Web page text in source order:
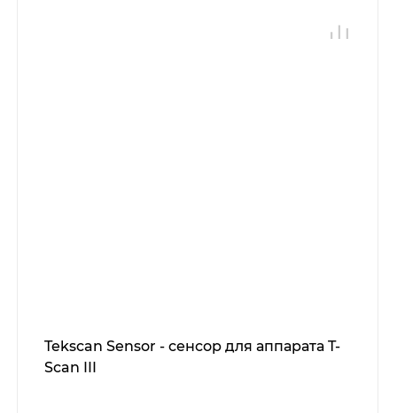
Tekscan Sensor - сенсор для аппарата T-
Scan III